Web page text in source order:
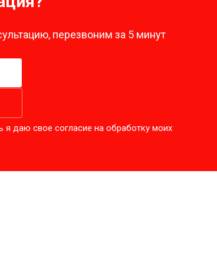
перезвоним за 5 минут
я даю свое согласие на обработку моих